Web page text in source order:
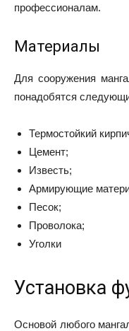
профессионалам.
Материалы
Для сооружения
понадобятся
Термостойкий
Цемент;
Известь;
Армирующие
Песок;
Проволока;
Уголки
Установка
Основой любого